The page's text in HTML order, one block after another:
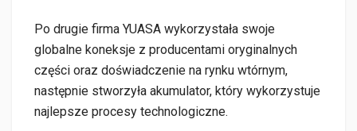
Po drugie firma YUASA wykorzystała swoje
globalne koneksje z producentami oryginalnych
części oraz doświadczenie na rynku wtórnym,
następnie stworzyła akumulator, który wykorzystuje
najlepsze procesy technologiczne.